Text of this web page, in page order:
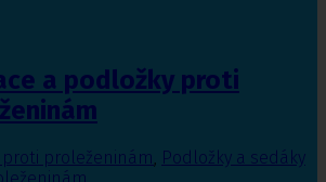
a podložky proti
proti proleženinám, Podložky a sedáky